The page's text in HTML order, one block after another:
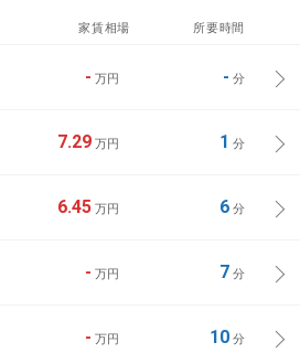
家賃相場 所要時間
- 万円 - 分
7.29 万円 1 分
6.45 万円 6分
- 万円 7分
- 万円 10分